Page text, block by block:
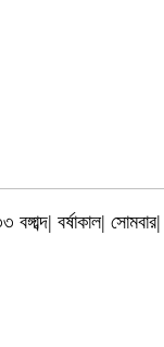
বর্ষাকাল| সোমবার|